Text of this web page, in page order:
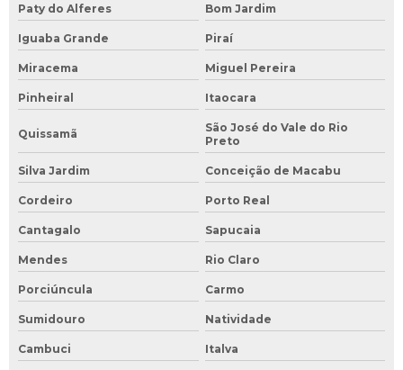
Paty do Alferes Bom Jardim
Iguaba Grande Piraí
Miracema Miguel Pereira
Pinheiral Itaocara
Quissamã
São José do Vale do Rio
Preto
Silva Jardim Conceição de Macabu
Cordeiro Porto Real
Cantagalo Sapucaia
Mendes Rio Claro
Porciúncula Carmo
Sumidouro Natividade
Cambuci Italva